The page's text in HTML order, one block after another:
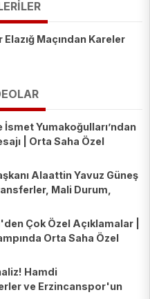
Maçından Kareler
Yumakoğulları’ndan
| Orta Saha Özel
Alaattin Yavuz Güneş
Mali Durum,
Çok Özel Açıklamalar |
Orta Saha Özel
Hamdi
ve Erzincanspor'un